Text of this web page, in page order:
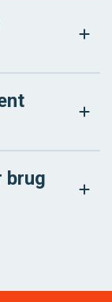
brug